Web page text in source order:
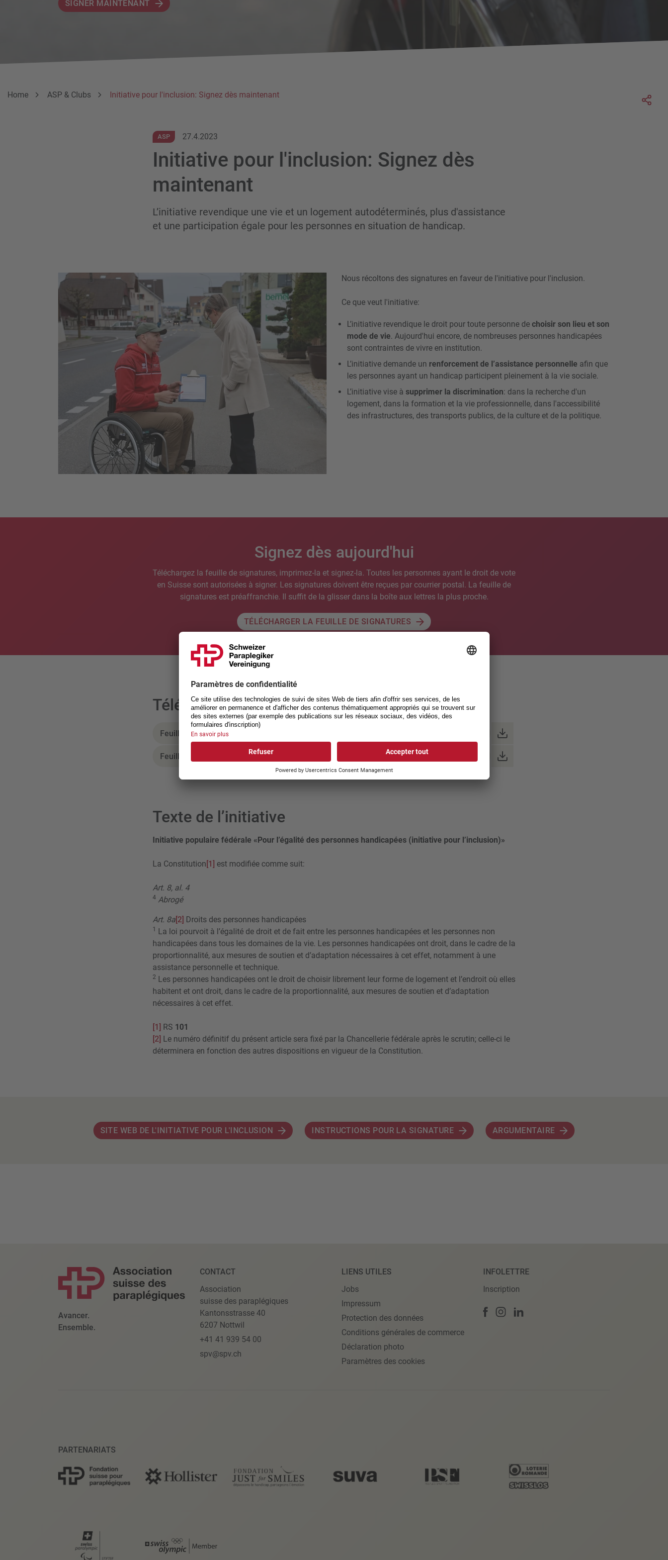
SIGNER MAINTENANT
Breadcrumb
Vous êtes ici:
Home ASP & Clubs Initiative pour l'inclusion: Signez dès maintenant
ASP 27.4.2023
Initiative pour l'inclusion: Signez dès
maintenant
L’initiative revendique une vie et un logement autodéterminés, plus d'assistance
et une participation égale pour les personnes en situation de handicap.
Nous récoltons des signatures en faveur de l'initiative pour l'inclusion.
Ce que veut l'initiative:
L’initiative revendique le droit pour toute personne dechoisir son lieu et son
mode de vie. Aujourd'hui encore, de nombreuses personnes handicapées
sont contraintes de vivre en institution.
L’initiative demande un renforcement de l’assistance personnelle afin que
les personnes ayant un handicap participent pleinement à la vie sociale.
L’initiative vise àsupprimer la discrimination: dans la recherche d'un
logement, dans la formation et la vie professionnelle, dans l'accessibilité
des infrastructures, des transports publics, de la culture et de la politique.
Signez dès aujourd'hui
Téléchargez la feuille de signatures, imprimez-la et signez-la. Toutes les personnes ayant le droit de vote
en Suisse sont autorisées à signer. Les signatures doivent être reçues par courrier postal. La feuille de
signatures est préaffranchie. Il suffit de la glisser dans la boîte aux lettres la plus proche.
TÉLÉCHARGER LA FEUILLE DE SIGNATURES
Téléchargement feuille de signatures
Feuille de signatures 10 signatures
Feuille de signatures 3 signatures
Texte de l’initiative
Initiative populaire fédérale «Pour l’égalité des personnes handicapées (initiative pour l’inclusion)»
La Constitution [1] est modifiée comme suit:
Art. 8, al. 4
4 Abrogé
Art. 8a[2] Droits des personnes handicapées
1 La loi pourvoit à l’égalité de droit et de fait entre les personnes handicapées et les personnes non
handicapées dans tous les domaines de la vie. Les personnes handicapées ont droit, dans le cadre de la
proportionnalité, aux mesures de soutien et d’adaptation nécessaires à cet effet, notamment à une
assistance personnelle et technique.
2 Les personnes handicapées ont le droit de choisir librement leur forme de logement et l’endroit où elles
habitent et ont droit, dans le cadre de la proportionnalité, aux mesures de soutien et d’adaptation
nécessaires à cet effet.
[1] RS 101
[2] Le numéro définitif du présent article sera fixé par la Chancellerie fédérale après le scrutin; celle-ci le
déterminera en fonction des autres dispositions en vigueur de la Constitution.
SITE WEB DE L'INITIATIVE POUR L'INCLUSION INSTRUCTIONS POUR LA SIGNATURE ARGUMENTAIRE
Avancer.
Ensemble.
CONTACT
Association
suisse des paraplégiques
Kantonsstrasse 40
6207 Nottwil
+41 41 939 54 00
spv@spv.ch
LIENS UTILES
Jobs
Impressum
Protection des données
Conditions générales de commerce
Déclaration photo
Paramètres des cookies
INFOLETTRE
Inscription
PARTENARIATS